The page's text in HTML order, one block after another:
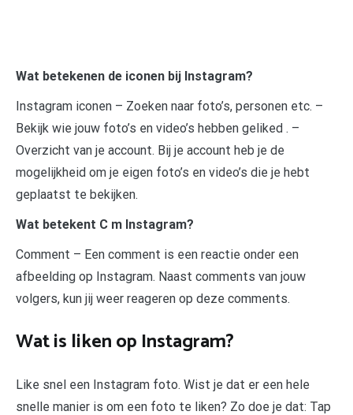
Wat betekenen de iconen bij Instagram?
Instagram iconen – Zoeken naar foto’s, personen etc. –
Bekijk wie jouw foto’s en video’s hebben geliked . –
Overzicht van je account. Bij je account heb je de
mogelijkheid om je eigen foto’s en video’s die je hebt
geplaatst te bekijken.
Wat betekent C m Instagram?
Comment – Een comment is een reactie onder een
afbeelding op Instagram. Naast comments van jouw
volgers, kun jij weer reageren op deze comments.
Wat is liken op Instagram?
Like snel een Instagram foto. Wist je dat er een hele
snelle manier is om een foto te liken? Zo doe je dat: Tap